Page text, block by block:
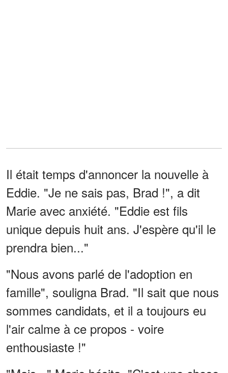
Il était temps d'annoncer la nouvelle à
Eddie. "Je ne sais pas, Brad !", a dit
Marie avec anxiété. "Eddie est fils
unique depuis huit ans. J'espère qu'il le
prendra bien..."
"Nous avons parlé de l'adoption en
famille", souligna Brad. "Il sait que nous
sommes candidats, et il a toujours eu
l'air calme à ce propos - voire
enthousiaste !"